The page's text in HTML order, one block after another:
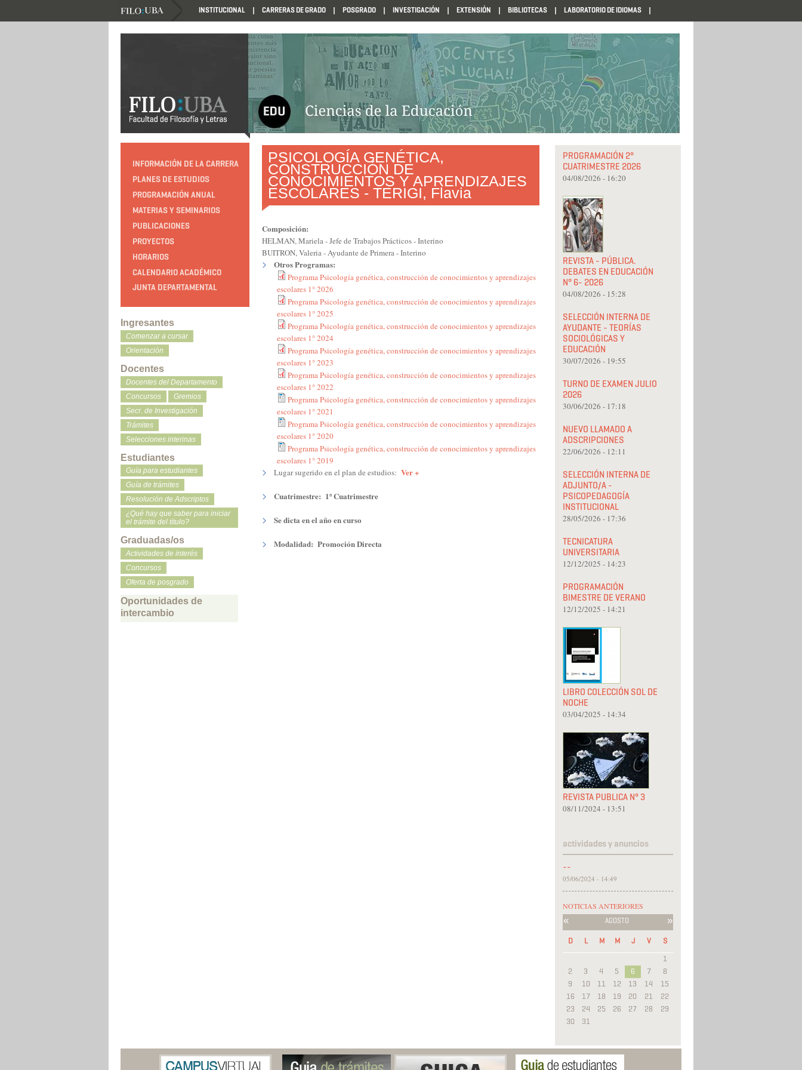
INSTITUCIONAL CARRERAS DE GRADO POSGRADO INVESTIGACIÓN EXTENSIÓN BIBLIOTECAS LABORATORIO DE IDIOMAS
HTTP://EDUCACION.FILO.UBA.AR/PROGRAMACION1985
INFORMACIÓN DE LA CARRERA
PLANES DE ESTUDIOS
PROGRAMACIÓN ANUAL
MATERIAS Y SEMINARIOS
PUBLICACIONES
PROYECTOS
HORARIOS
CALENDARIO ACADÉMICO
JUNTA DEPARTAMENTAL
Ingresantes
Comenzar a cursar
Orientación
Docentes
Docentes del Departamento
Concursos
Gremios
Secr. de Investigación
Trámites
Selecciones interinas
Estudiantes
Guía para estudiantes
Guía de trámites
Resolución de Adscriptos
¿Qué hay que saber para iniciar
el trámite del título?
Graduadas/os
Actividades de interés
Concursos
Oferta de posgrado
Oportunidades de
intercambio
PROGRAMACIÓN 2°
CUATRIMESTRE 2026
04/08/2026 - 16:20
REVISTA - PÚBLICA.
DEBATES EN EDUCACIÓN
N° 6- 2026
04/08/2026 - 15:28
SELECCIÓN INTERNA DE
AYUDANTE - TEORÍAS
SOCIOLÓGICAS Y
EDUCACIÓN
30/07/2026 - 19:55
TURNO DE EXAMEN JULIO
2026
30/06/2026 - 17:18
NUEVO LLAMADO A
ADSCRIPCIONES
22/06/2026 - 12:11
SELECCIÓN INTERNA DE
ADJUNTO/A -
PSICOPEDAGOGÍA
INSTITUCIONAL
28/05/2026 - 17:36
TECNICATURA
UNIVERSITARIA
12/12/2025 - 14:23
PROGRAMACIÓN
BIMESTRE DE VERANO
12/12/2025 - 14:21
LIBRO COLECCIÓN SOL DE
NOCHE
03/04/2025 - 14:34
REVISTA PUBLICA N° 3
08/11/2024 - 13:51
actividades y anuncios
--
05/06/2024 - 14:49
NOTICIAS ANTERIORES
« AGOSTO »
D L M M J V
S
1
2
3 4 5 6 7
8
9
10 11 12 13 14
15
16
17 18 19 20 21
22
23
24 25 26 27 28
29
30
31
PSICOLOGÍA GENÉTICA,
CONSTRUCCIÓN DE
CONOCIMIENTOS Y APRENDIZAJES
ESCOLARES - TERIGI, Flavia
Composición:
HELMAN, Mariela - Jefe de Trabajos Prácticos - Interino
BUITRON, Valeria - Ayudante de Primera - Interino
Otros Programas:
Programa Psicología genética, construcción de conocimientos y aprendizajes
escolares 1° 2026
Programa Psicología genética, construcción de conocimientos y aprendizajes
escolares 1° 2025
Programa Psicología genética, construcción de conocimientos y aprendizajes
escolares 1° 2024
Programa Psicología genética, construcción de conocimientos y aprendizajes
escolares 1° 2023
Programa Psicología genética, construcción de conocimientos y aprendizajes
escolares 1° 2022
Programa Psicología genética, construcción de conocimientos y aprendizajes
escolares 1° 2021
Programa Psicología genética, construcción de conocimientos y aprendizajes
escolares 1° 2020
Programa Psicología genética, construcción de conocimientos y aprendizajes
escolares 1° 2019
Lugar sugerido en el plan de estudios: Ver +
Cuatrimestre: 1º Cuatrimestre
Se dicta en el año en curso
Modalidad: Promoción Directa